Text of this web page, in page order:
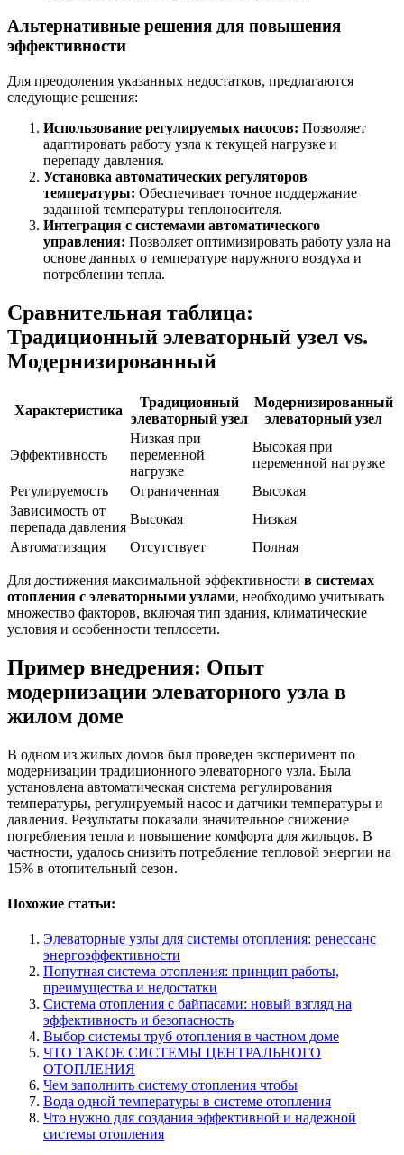
Альтернативные решения для повышения
эффективности
Для преодоления указанных недостатков, предлагаются
следующие решения:
Использование регулируемых насосов: Позволяет
адаптировать работу узла к текущей нагрузке и
перепаду давления.
Установка автоматических регуляторов
температуры: Обеспечивает точное поддержание
заданной температуры теплоносителя.
Интеграция с системами автоматического
управления: Позволяет оптимизировать работу узла на
основе данных о температуре наружного воздуха и
потреблении тепла.
Сравнительная таблица:
Традиционный элеваторный узел vs.
Модернизированный
Характеристика
Традиционный
элеваторный узел
Модернизированный
элеваторный узел
Эффективность
Низкая при
переменной
нагрузке
Высокая при
переменной нагрузке
Регулируемость
Ограниченная
Высокая
Зависимость от
перепада давления
Высокая
Низкая
Автоматизация
Отсутствует Полная
Для достижения максимальной эффективности в системах
отопления с элеваторными узлами, необходимо учитывать
множество факторов, включая тип здания, климатические
условия и особенности теплосети.
Пример внедрения: Опыт
модернизации элеваторного узла в
жилом доме
В одном из жилых домов был проведен эксперимент по
модернизации традиционного элеваторного узла. Была
установлена автоматическая система регулирования
температуры, регулируемый насос и датчики температуры и
давления. Результаты показали значительное снижение
потребления тепла и повышение комфорта для жильцов. В
частности, удалось снизить потребление тепловой энергии на
15% в отопительный сезон.
Похожие статьи:
Элеваторные узлы для системы отопления: ренессанс
энергоэффективности
Попутная система отопления: принцип работы,
преимущества и недостатки
Система отопления с байпасами: новый взгляд на
эффективность и безопасность
Выбор системы труб отопления в частном доме
ЧТО ТАКОЕ СИСТЕМЫ ЦЕНТРАЛЬНОГО
ОТОПЛЕНИЯ
Чем заполнить систему отопления чтобы
Вода одной температуры в системе отопления
Что нужно для создания эффективной и надежной
системы отопления